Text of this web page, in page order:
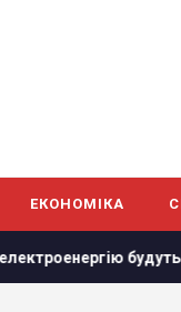
ЕКОНОМІКА
по-новому: